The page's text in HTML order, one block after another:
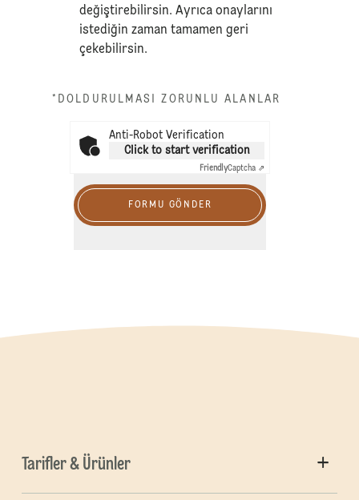
değiştirebilirsin. Ayrıca onaylarını
istediğin zaman tamamen geri
çekebilirsin.
*DOLDURULMASI ZORUNLU ALANLAR
Anti-Robot Verification
Click to start verification
FriendlyCaptcha ⇗
FORMU GÖNDER
Tarifler & Ürünler